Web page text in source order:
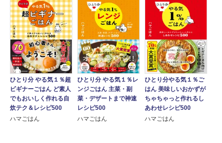
ひとり分 やる気１％超
ビギナーごはん ど素人
でもおいしく作れる自
炊テク＆レシピ500
ハマごはん
ひとり分 やる気１％レ
ンジごはん 主菜・副
菜・デザートまで神速
レシピ500
ハマごはん
ひとり分やる気１％ご
はん 美味しいおかずが
ちゃちゃっと作れるし
あわせレシピ500
ハマごはん